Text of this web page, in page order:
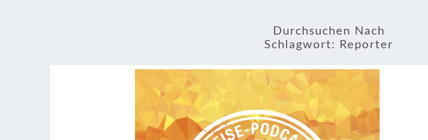
Durchsuchen Nach
Schlagwort:
Reporter